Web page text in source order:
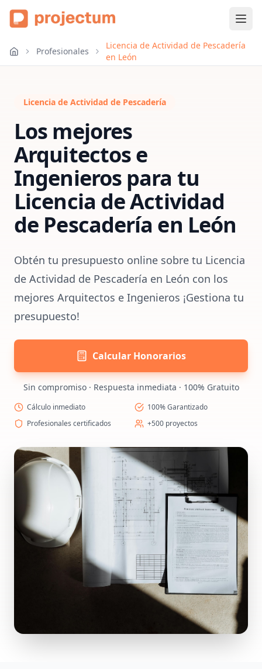
Profesionales
Licencia de Actividad de Pescadería
en León
Licencia de Actividad de Pescadería
Los mejores
Arquitectos e
Ingenieros para tu
Licencia de Actividad
de Pescadería en León
Obtén tu presupuesto online sobre tu Licencia
de Actividad de Pescadería en León con los
mejores Arquitectos e Ingenieros ¡Gestiona tu
presupuesto!
Calcular Honorarios
Sin compromiso · Respuesta inmediata · 100% Gratuito
Cálculo inmediato
100% Garantizado
Profesionales certificados
+500 proyectos